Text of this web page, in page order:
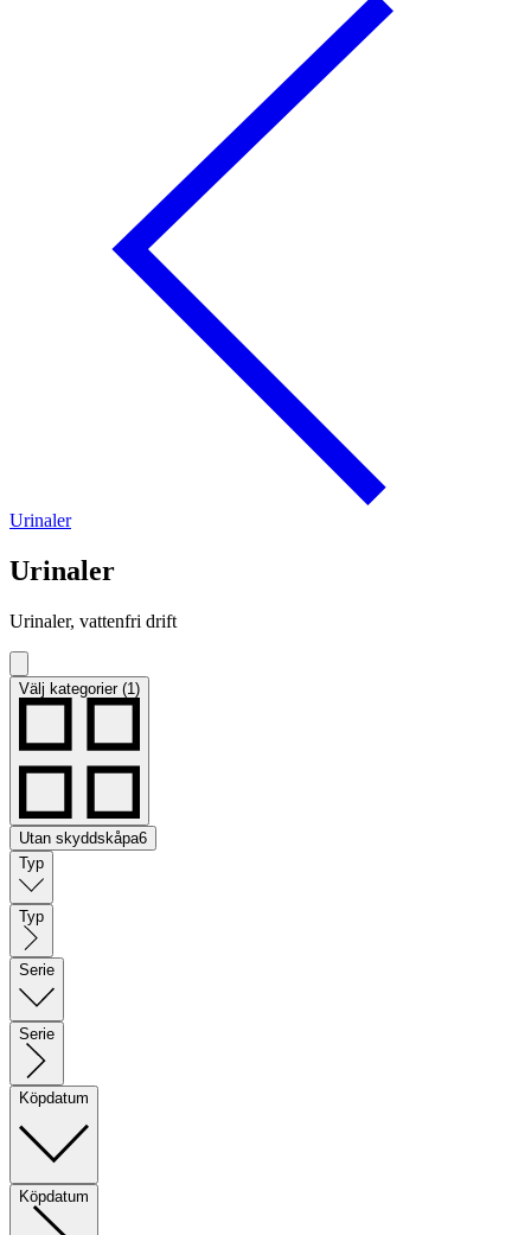
Urinaler
Urinaler
Urinaler, vattenfri drift
Välj kategorier (1)
Utan skyddskåpa6
Typ
Typ
Serie
Serie
Köpdatum
Köpdatum